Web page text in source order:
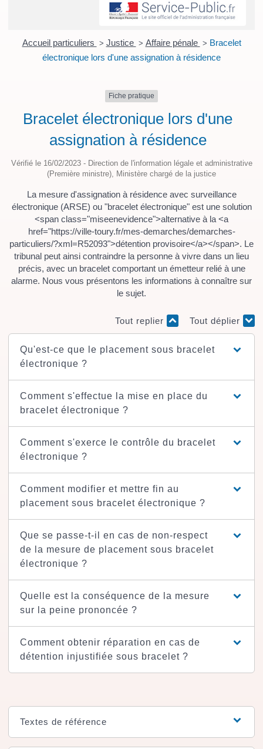
Accueil particuliers > Justice > Affaire pénale > Bracelet
électronique lors d'une assignation à résidence
Fiche pratique
Bracelet électronique lors d'une
assignation à résidence
Vérifié le 16/02/2023 - Direction de l'information légale et administrative
(Première ministre), Ministère chargé de la justice
La mesure d'assignation à résidence avec surveillance
électronique (ARSE) ou "bracelet électronique" est une solution
<span class="miseenevidence">alternative à la <a
href="https://ville-toury.fr/mes-demarches/demarches-
particuliers/?xml=R52093">détention provisoire</a></span>. Le
tribunal peut ainsi contraindre la personne à vivre dans un lieu
précis, avec un bracelet comportant un émetteur relié à une
alarme. Nous vous présentons les informations à connaître sur
le sujet.
Tout replier Tout déplier
Qu'est-ce que le placement sous bracelet
électronique ?
Comment s'effectue la mise en place du
bracelet électronique ?
Comment s'exerce le contrôle du bracelet
électronique ?
Comment modifier et mettre fin au
placement sous bracelet électronique ?
Que se passe-t-il en cas de non-respect
de la mesure de placement sous bracelet
électronique ?
Quelle est la conséquence de la mesure
sur la peine prononcée ?
Comment obtenir réparation en cas de
détention injustifiée sous bracelet ?
Textes de référence